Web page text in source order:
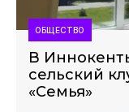
ОБЩЕСТВО
В
сельский
«Семья»